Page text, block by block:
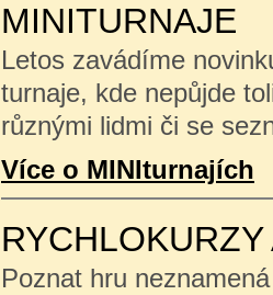
MINITURNAJE
Letos zavádíme
turnaje, kde nepůjde
různými lidmi či se
Více o MINIturnajích
Poznat hru